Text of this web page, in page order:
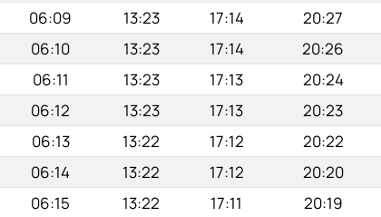
06:09 13:23 17:14 20:27
06:10 13:23 17:14 20:26
06:11 13:23 17:13 20:24
06:12 13:23 17:13 20:23
06:13 13:22 17:12 20:22
06:14 13:22 17:12 20:20
06:15 13:22 17:11 20:19